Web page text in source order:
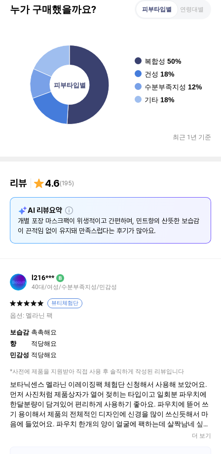
누가 구매했을까요? 피부타입별 연령대별
피부타입별
복합성 50%
건성 18%
수분부족지성 12%
기타 18%
최근 1년 기준
리뷰 4.6(195)
AI 리뷰요약 설
명
개별 포장 마스크팩이 위생적이고 간편하며, 민트향의 산뜻한 보습감
이 끈적임 없이 유지돼 만족스럽다는 후기가 많아요.
l216*** B
40대/여성/수분부족지성/민감성
뷰티체험단
옵션: 멜라닌 팩
보습감 촉촉해요
향
적당해요
민감성 적당해요
*사전에 제품을 지원받아 직접 사용 후 솔직하게 작성된 리뷰입니다
보타닉센스 멜라닌 이레이징팩 체험단 신청해서 사용해 보았어요.
먼저 사진처럼 제품상자가 열어 젖히는 타입이고 일회분 파우치에
한달분량이 담겨있어 편리하게 사용하기 좋아요. 파우치에 뜯어 쓰
기 용이해서 제품의 전체적인 디자인에 신경을 많이 쓰신듯해서 마
음에 들었어요. 파우치 한개의 양이 얼굴에 팩하는데 살짝남네 싶은
적당량이고겨울에 쓰는 크림 정도의 질감이라 팩 보다 마사지크림
더 보기